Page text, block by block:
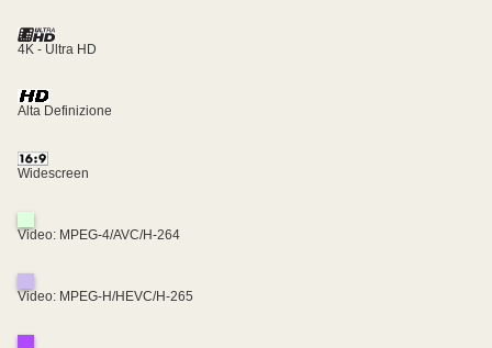
4K - Ultra HD
Alta Definizione
Widescreen
Video: MPEG-4/AVC/H-264
Video: MPEG-H/HEVC/H-265